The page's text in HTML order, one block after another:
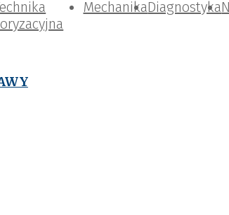
MechanikaDiagnostyka